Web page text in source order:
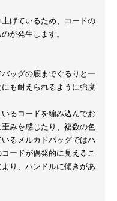
げているため、コードの
が発生します。
ッグの底までぐるりと一
も耐えられるように強度
るコードを編み込んでお
みを感じたり、複数の色
るメルカドバッグではハ
ードが偶発的に見えるこ
り、ハンドルに傾きがあ